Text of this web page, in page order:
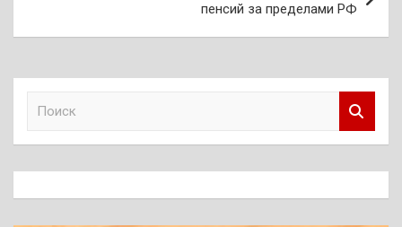
пенсий за пределами РФ
к